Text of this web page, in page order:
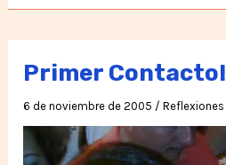
Primer Contacto!
6 de noviembre de 2005 /Reflexiones